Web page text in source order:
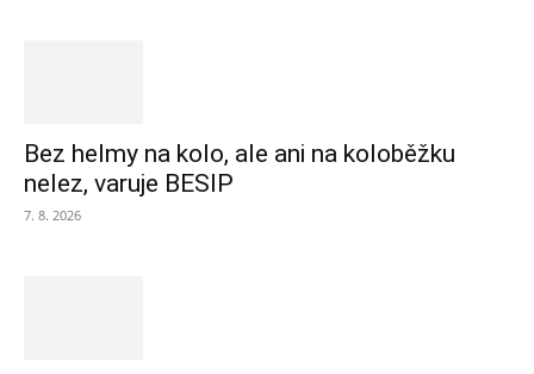
Bez helmy na kolo, ale ani na koloběžku
nelez, varuje BESIP
7. 8. 2026